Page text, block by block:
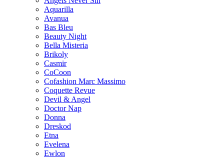
Aquarilla
Avanua
Bas Bleu
Beauty Night
Bella Misteria
Brikoly
Casmir
CoCoon
Cofashion Marc Massimo
Coquette Revue
Devil & Angel
Doctor Nap
Donna
Dreskod
Etna
Evelena
Ewlon